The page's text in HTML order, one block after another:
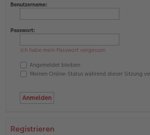
Benutzername:
Passwort:
Ich habe mein Passwort vergessen
Angemeldet bleiben
Meinen Online-Status während dieser Sitzung
Registrieren